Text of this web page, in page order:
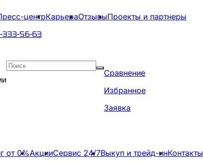
центрКарьераОтзывыПроекты и партнеры
333-56-63
Сравнение
Избранное
Заявка
от 0%АкцииСервис 24/7Выкуп и трейд-инКонтакты